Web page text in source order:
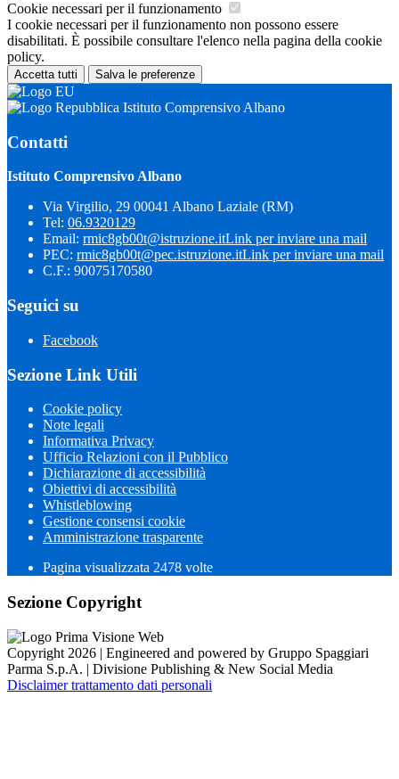
Cookie necessari per il funzionamento
I cookie necessari per il funzionamento non possono essere
disabilitati. È possibile consultare l'elenco nella pagina della cookie
policy.
Accetta tutti Salva le preferenze
Istituto Comprensivo Albano
Contatti
Istituto Comprensivo Albano
Via Virgilio, 29 00041 Albano Laziale (RM)
Tel: 06.9320129
Email: rmic8gb00t@istruzione.itLink per inviare una mail
PEC: rmic8gb00t@pec.istruzione.itLink per inviare una mail
C.F.: 90075170580
Seguici su
Facebook
Sezione Link Utili
Cookie policy
Note legali
Informativa Privacy
Ufficio Relazioni con il Pubblico
Dichiarazione di accessibilità
Obiettivi di accessibilità
Whistleblowing
Gestione consensi cookie
Amministrazione trasparente
Pagina visualizzata 2478 volte
Sezione Copyright
Copyright 2026 | Engineered and powered by Gruppo Spaggiari
Parma S.p.A. | Divisione Publishing & New Social Media
Disclaimer trattamento dati personali